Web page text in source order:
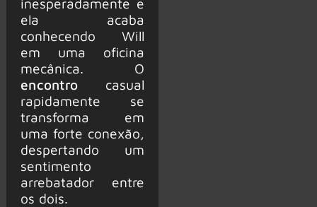
ela acaba
conhecendo Will
em uma oficina
mecânica. O
encontro casual
rapidamente se
transforma em
uma forte conexão,
despertando um
sentimento
arrebatador entre
os dois.